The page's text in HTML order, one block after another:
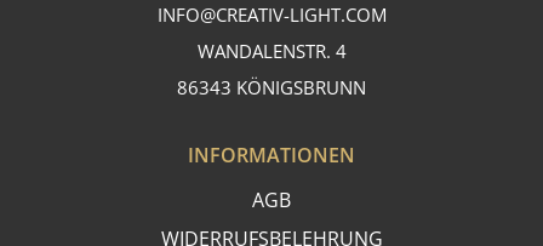
INFO@CREATIV-LIGHT.COM
WANDALENSTR. 4
86343 KÖNIGSBRUNN
INFORMATIONEN
AGB
WIDERRUFSBELEHRUNG